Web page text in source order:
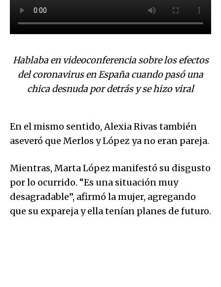
Hablaba en videoconferencia sobre los efectos
del coronavirus en España cuando pasó una
chica desnuda por detrás y se hizo viral
En el mismo sentido, Alexia Rivas también
aseveró que Merlos y López ya no eran pareja.
Mientras, Marta López manifestó su disgusto
por lo ocurrido. “Es una situación muy
desagradable”, afirmó la mujer, agregando
que su expareja y ella tenían planes de futuro.